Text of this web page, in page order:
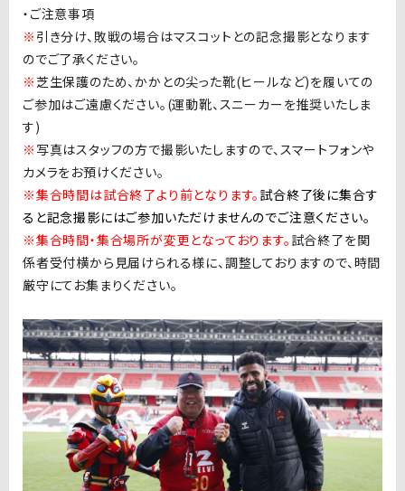
・ご注意事項
※ 引き分け、敗戦の場合はマスコットとの記念撮影となります
のでご了承ください。
※芝生保護のため、かかとの尖った靴(ヒールなど)を履いての
ご参加はご遠慮ください。 (運動靴、スニーカーを推奨いたしま
す)
※ 写真はスタッフの方で撮影いたしますので、スマートフォンや
カメラをお預けください。
※集合時間は試合終了より前となります。 試合終了後に集合す
ると記念撮影にはご参加いただけませんのでご注意ください。
※集合時間・集合場所が変更となっております。 試合終了を関
係者受付横から見届けられる様に、調整しておりますので、時間
厳守にてお集まりください。